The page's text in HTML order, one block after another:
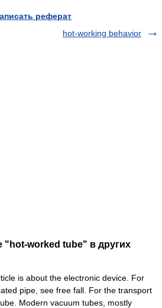
реферат
hot-working behavior
"hot-worked tube" в других
is about the electronic device. For
pipe, see free fall. For the transport
Modern vacuum tubes, mostly